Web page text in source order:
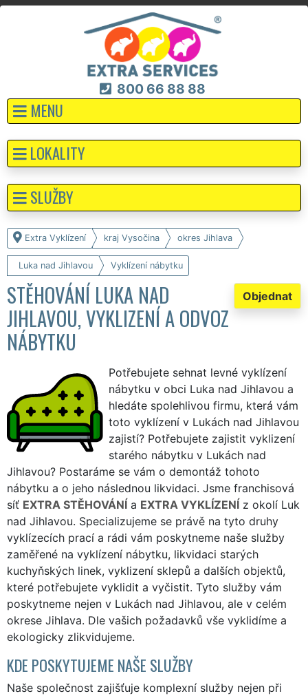
800 66 88 88
MENU
Extra Vyklízení kraj Vysočina okres Jihlava
Luka nad Jihlavou Vyklízení nábytku
Objednat
STĚHOVÁNÍ LUKA NAD
JIHLAVOU, VYKLIZENÍ A ODVOZ
NÁBYTKU
Potřebujete sehnat levné vyklízení
nábytku v obci Luka nad Jihlavou a
hledáte spolehlivou firmu, která vám
toto vyklízení v Lukách nad Jihlavou
zajistí? Potřebujete zajistit vyklizení
starého nábytku v Lukách nad
Jihlavou? Postaráme se vám o demontáž tohoto
nábytku a o jeho následnou likvidaci. Jsme franchisová
síť EXTRA STĚHOVÁNÍ a EXTRA VYKLÍZENÍ z okolí Luk
nad Jihlavou. Specializujeme se právě na tyto druhy
vyklízecích prací a rádi vám poskytneme naše služby
zaměřené na vyklízení nábytku, likvidaci starých
kuchyňských linek, vyklizení sklepů a dalších objektů,
které potřebujete vyklidit a vyčistit. Tyto služby vám
poskytneme nejen v Lukách nad Jihlavou, ale v celém
okrese Jihlava. Dle vašich požadavků vše vyklidíme a
ekologicky zlikvidujeme.
KDE POSKYTUJEME NAŠE SLUŽBY
Naše společnost zajišťuje komplexní služby nejen při
LOKALITY
SLUŽBY